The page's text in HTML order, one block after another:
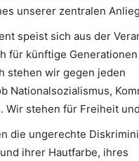
unserer zentralen
speist sich aus der
für künftige Generationen
stehen wir gegen jeden
Nationalsozialismus,
Wir stehen für Freiheit
die ungerechte
ihrer Hautfarbe, ihres